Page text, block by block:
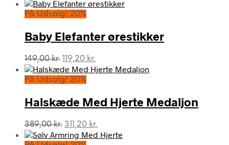
pris
369,00 kr..
295,20 kr..
På Udsalg! 20%
Baby Elefanter ørestikker
149,00kr. Den
oprindelige
pris
149,00 kr..
119,20 kr.
aktuelle
119,20 kr..
På Udsalg! 20%
Halskæde Med Hjerte Medaljon
389,00kr. Den
oprindelige
311,20 kr.
aktuelle